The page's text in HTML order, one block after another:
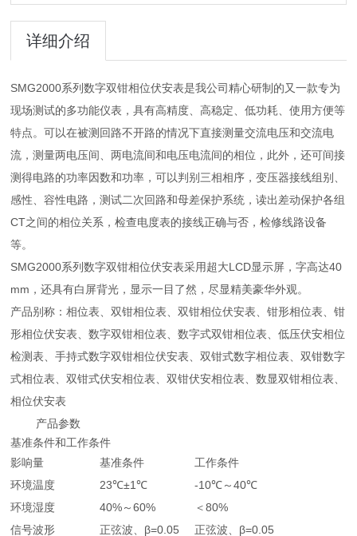
详细介绍
SMG2000系列数字双钳相位伏安表是我公司精心研制的又一款专为
现场测试的多功能仪表，具有高精度、高稳定、低功耗、使用方便等
特点。可以在被测回路不开路的情况下直接测量交流电压和交流电
流，测量两电压间、两电流间和电压电流间的相位，此外，还可间接
测得电路的功率因数和功率，可以判别三相相序，变压器接线组别、
感性、容性电路，测试二次回路和母差保护系统，读出差动保护各组
CT之间的相位关系，检查电度表的接线正确与否，检修线路设备
等。
SMG2000系列数字双钳相位伏安表采用超大LCD显示屏，字高达40
mm，还具有白屏背光，显示一目了然，尽显精美豪华外观。
产品别称：相位表、双钳相位表、双钳相位伏安表、钳形相位表、钳
形相位伏安表、数字双钳相位表、数字式双钳相位表、低压伏安相位
检测表、手持式数字双钳相位伏安表、双钳式数字相位表、双钳数字
式相位表、双钳式伏安相位表、双钳伏安相位表、数显双钳相位表、
相位伏安表
产品参数
基准条件和工作条件
影响量
基准条件
工作条件
环境温度
23℃±1℃
-10℃～40℃
环境湿度
40%～60%
＜80%
信号波形
正弦波、β=0.05 正弦波、β=0.05